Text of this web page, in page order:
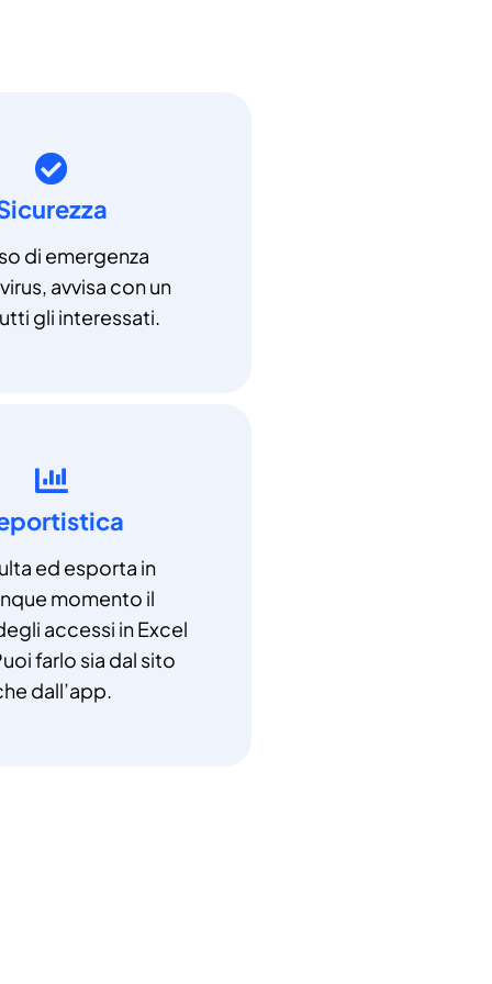
di emergenza
avvisa con un
gli interessati.
ed esporta in
momento il
accessi in Excel
farlo sia dal sito
dall’app.